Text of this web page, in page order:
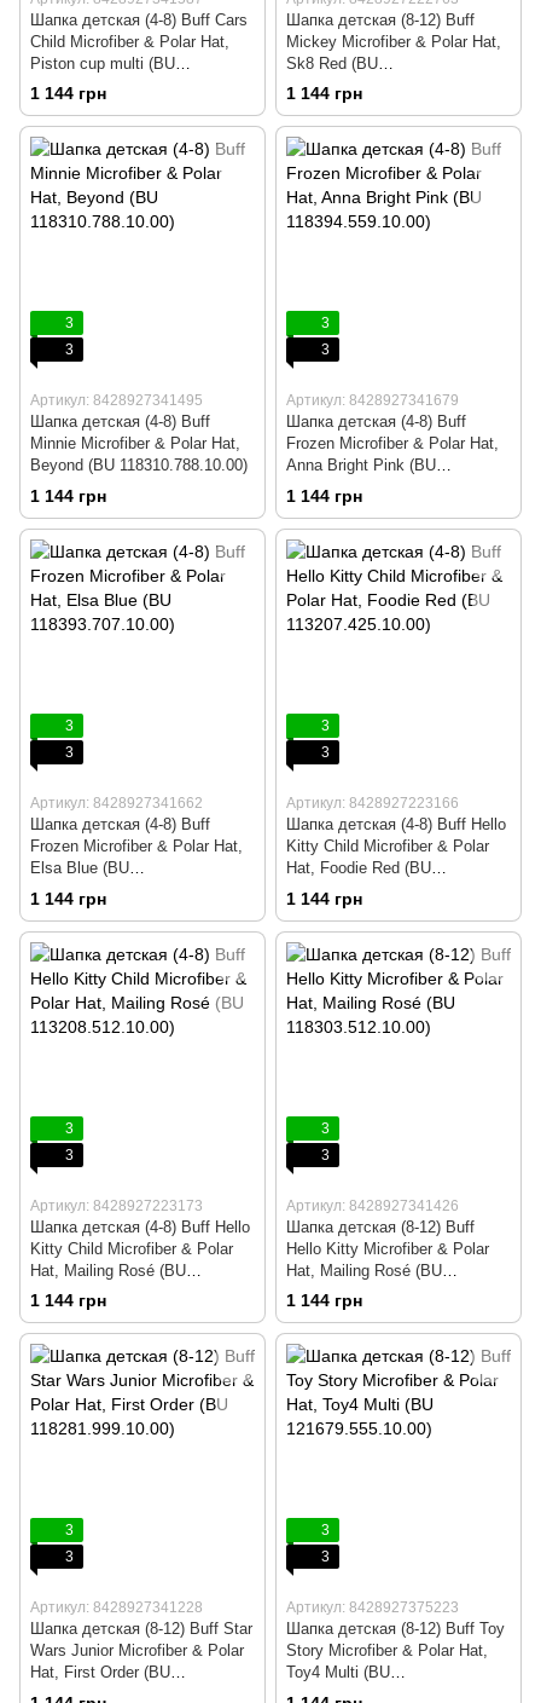
Шапка детская (4-8) Buff Cars
Child Microfiber & Polar Hat,
Piston cup multi (BU
118319.555.10.00)
1 144 грн
Шапка детская (8-12) Buff
Mickey Microfiber & Polar Hat,
Sk8 Red (BU
113265.425.10.00)
1 144 грн
3
3
Артикул: 8428927341495
Шапка детская (4-8) Buff
Minnie Microfiber & Polar Hat,
Beyond (BU 118310.788.10.00)
1 144 грн
3
3
Артикул: 8428927341679
Шапка детская (4-8) Buff
Frozen Microfiber & Polar Hat,
Anna Bright Pink (BU
118394.559.10.00)
1 144 грн
3
3
Артикул: 8428927341662
Шапка детская (4-8) Buff
Frozen Microfiber & Polar Hat,
Elsa Blue (BU
118393.707.10.00)
1 144 грн
3
3
Артикул: 8428927223166
Шапка детская (4-8) Buff Hello
Kitty Child Microfiber & Polar
Hat, Foodie Red (BU
113207.425.10.00)
1 144 грн
3
3
Артикул: 8428927223173
Шапка детская (4-8) Buff Hello
Kitty Child Microfiber & Polar
Hat, Mailing Rosé (BU
113208.512.10.00)
1 144 грн
3
3
Артикул: 8428927341426
Шапка детская (8-12) Buff
Hello Kitty Microfiber & Polar
Hat, Mailing Rosé (BU
118303.512.10.00)
1 144 грн
3
3
Артикул: 8428927341228
Шапка детская (8-12) Buff Star
Wars Junior Microfiber & Polar
Hat, First Order (BU
118281.999.10.00)
3
3
Артикул: 8428927375223
Шапка детская (8-12) Buff Toy
Story Microfiber & Polar Hat,
Toy4 Multi (BU
121679.555.10.00)